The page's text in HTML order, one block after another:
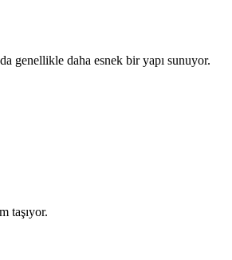
genellikle daha esnek bir yapı sunuyor.
taşıyor.